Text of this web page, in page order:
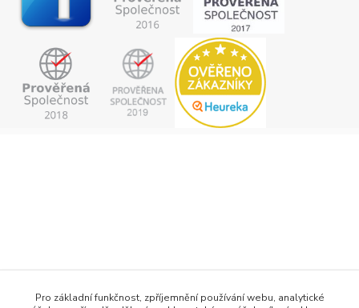
Pro základní funkčnost, zpříjemnění používání webu, analytické